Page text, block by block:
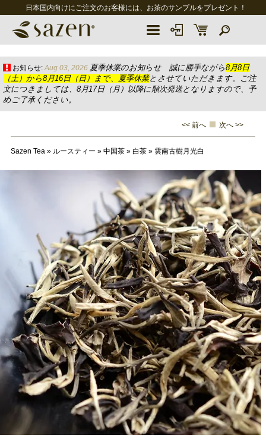
日本国内向けにご注文のお客様には、お茶のサンプルをプレゼント！
お知らせ: Aug 03, 2026 夏季休業のお知らせ 誠に勝手ながら8月8日
（土）から8月16日（日）まで、夏季休業とさせていただきます。ご注
文につきましては、8月17日（月）以降に順次発送となりますので、予
めご了承ください。
<< 前へ 次へ >>
Sazen Tea» ルースティー » 中国茶» 白茶» 雲南古樹月光白